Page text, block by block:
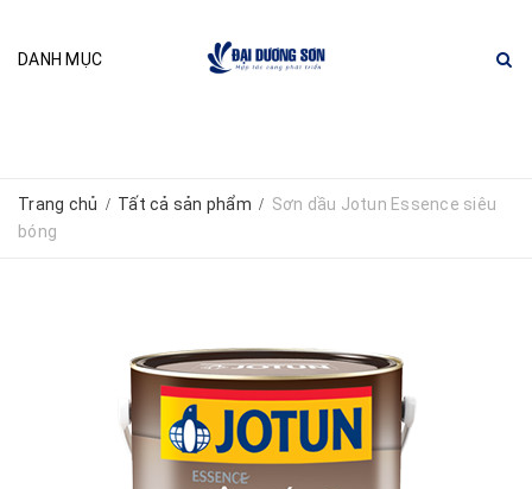
DANH MỤC
Trang chủ / Tất cả sản phẩm / Sơn dầu Jotun Essence siêu
bóng